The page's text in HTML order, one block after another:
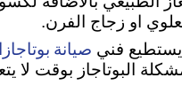
او زجاج الفرن.
فني صيانة